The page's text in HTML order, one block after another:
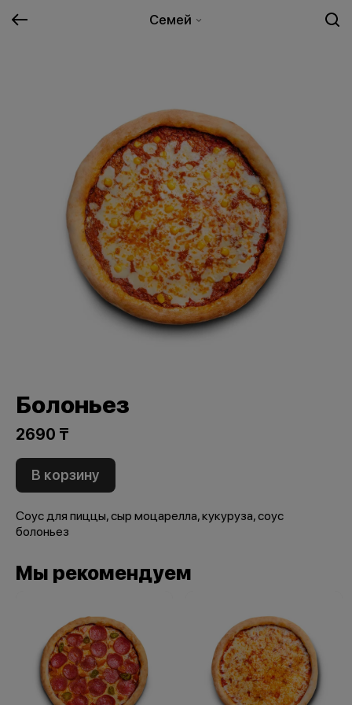
Семей
Болоньез
2690 ₸
В корзину
Соус для пиццы, сыр моцарелла, кукуруза, соус
болоньез
Мы рекомендуем